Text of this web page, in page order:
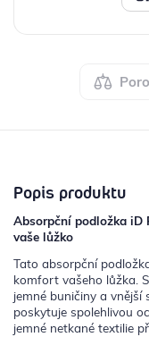
Popis produktu
Absorpční podložka iD
vaše lůžko
Tato absorpční
komfort vašeho lůžka.
jemné buničiny a
poskytuje spolehlivou
jemné netkané textilie